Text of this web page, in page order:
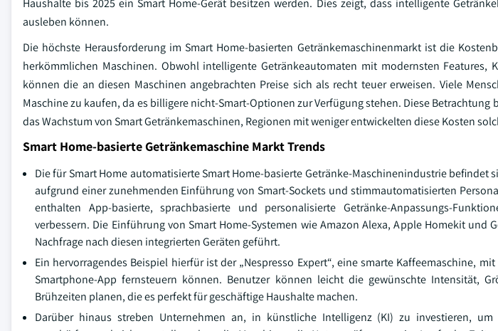
Haushalte bis 2025 ein Smart Home-Gerät besitzen werden. Dies zeigt, dass intelligente
ausleben können.
Die höchste Herausforderung im Smart Home-basierten Getränkemaschinenmarkt ist die
herkömmlichen Maschinen. Obwohl intelligente Getränkeautomaten mit modernsten Features,
können die an diesen Maschinen angebrachten Preise sich als recht teuer erweisen. Viele
Maschine zu kaufen, da es billigere nicht-Smart-Optionen zur Verfügung stehen. Diese
das Wachstum von Smart Getränkemaschinen, Regionen mit weniger entwickelten diese Kosten
Smart Home-basierte Getränkemaschine Markt Trends
Die für Smart Home automatisierte Smart Home-basierte Getränke-Maschinenindustrie befindet
aufgrund einer zunehmenden Einführung von Smart-Sockets und stimmautomatisierten
enthalten App-basierte, sprachbasierte und personalisierte Getränke-Anpassungs-
verbessern. Die Einführung von Smart Home-Systemen wie Amazon Alexa, Apple Homekit und
Nachfrage nach diesen integrierten Geräten geführt.
Ein hervorragendes Beispiel hierfür ist der „Nespresso Expert“, eine smarte Kaffeemaschine,
Smartphone-App fernsteuern können. Benutzer können leicht die gewünschte Intensität,
Brühzeiten planen, die es perfekt für geschäftige Haushalte machen.
Darüber hinaus streben Unternehmen an, in künstliche Intelligenz (KI) zu investieren,